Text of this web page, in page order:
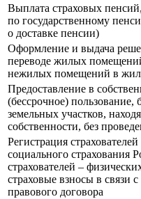
Выплата страховых
по государственному
о доставке пенсии)
Оформление и выдача
переводе жилых
нежилых помещений в
Предоставление в
(бессрочное) пользование,
земельных участков,
собственности, без
Регистрация
социального страхования
страхователей –
страховые взносы в связи
правового договора